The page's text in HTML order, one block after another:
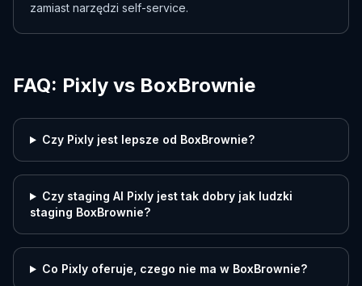
zamiast narzędzi self-service.
FAQ: Pixly vs BoxBrownie
Czy Pixly jest lepsze od BoxBrownie?
Czy staging AI Pixly jest tak dobry jak ludzki
staging BoxBrownie?
Co Pixly oferuje, czego nie ma w BoxBrownie?